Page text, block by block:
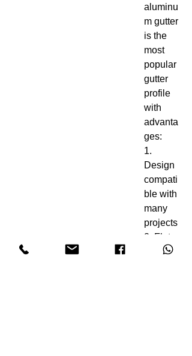
aluminu
m gutter
is the
most
popular
gutter
profile
with
advanta
ges:
1.
Design
compati
ble with
many
projects
2. Flat
inner